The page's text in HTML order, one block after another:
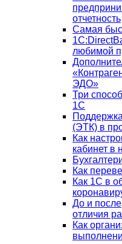
отчетность
Самая
любимой
ЭДО»
Три
1С
(ЭТК) в
Как
кабинет в
Как
Как 1С в
До и
отличия
Как